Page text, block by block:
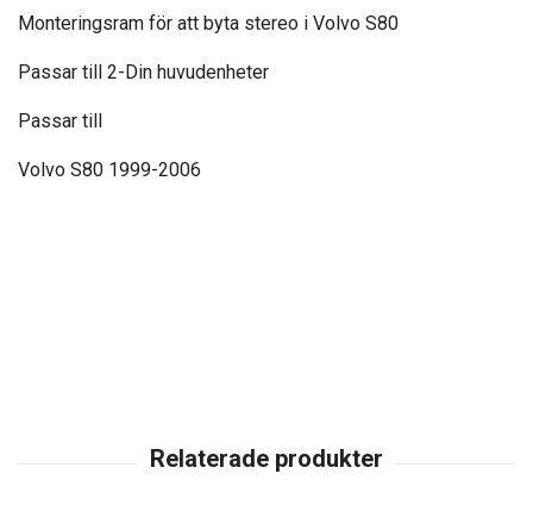
Monteringsram för att byta stereo i Volvo S80
Passar till 2-Din huvudenheter
Passar till
Volvo S80 1999-2006